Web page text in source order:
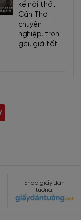
kế nội thất
Cần Thơ
chuyên
nghiệp, trọn
gói, giá tốt
Shop giấy dán
tường: